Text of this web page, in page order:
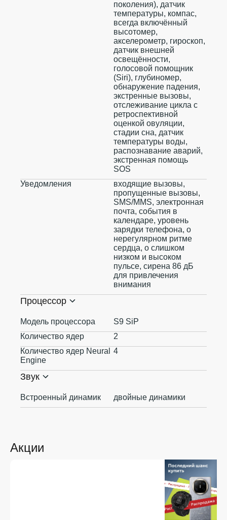
Акции
поколения), датчик
температуры, компас,
всегда включённый
высотомер,
акселерометр, гироскоп,
датчик внешней
освещённости,
голосовой помощник
(Siri), глубиномер,
обнаружение падения,
экстренные вызовы,
отслеживание цикла с
ретроспективной
оценкой овуляции,
стадии сна, датчик
температуры воды,
распознавание аварий,
экстренная помощь
SOS
Уведомления
входящие вызовы,
пропущенные вызовы,
SMS/MMS, электронная
почта, события в
календаре, уровень
зарядки телефона, о
нерегулярном ритме
сердца, о слишком
низком и высоком
пульсе, сирена 86 дБ
для привлечения
внимания
Процессор
Модель процессора
S9 SiP
Количество ядер
2
Количество ядер Neural
Engine
4
Звук
Встроенный динамик двойные динамики